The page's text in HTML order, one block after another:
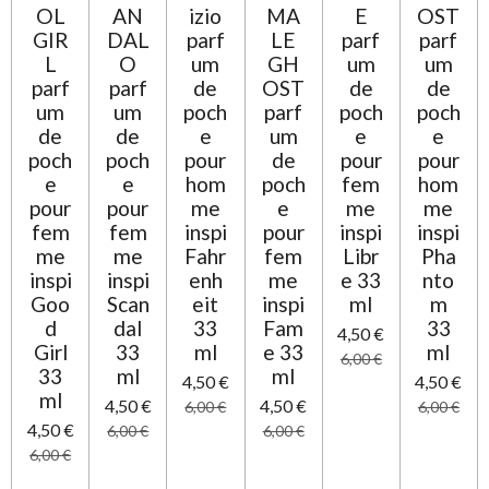
OL
GIR
L
parf
um
de
poch
e
pour
fem
me
inspi
Goo
d
Girl
33
ml
4,50 €
6,00 €
AN
DAL
O
parf
um
de
poch
e
pour
fem
me
inspi
Scan
dal
33
ml
4,50 €
6,00 €
izio
parf
um
de
poch
e
pour
hom
me
inspi
Fahr
enh
eit
33
ml
4,50 €
6,00 €
MA
LE
GH
OST
parf
um
de
poch
e
pour
fem
me
inspi
Fam
e 33
ml
4,50 €
6,00 €
E
parf
um
de
poch
e
pour
fem
me
inspi
Libr
e 33
ml
4,50 €
6,00 €
OST
parf
um
de
poch
e
pour
hom
me
inspi
Pha
nto
m
33
ml
4,50 €
6,00 €